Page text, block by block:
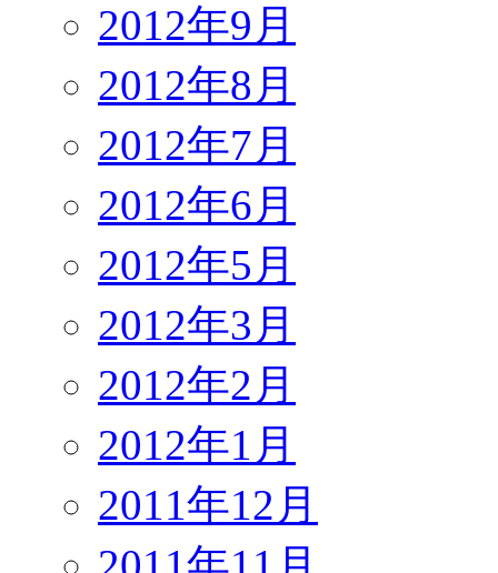
2012年9月
2012年8月
2012年7月
2012年6月
2012年5月
2012年3月
2012年2月
2012年1月
2011年12月